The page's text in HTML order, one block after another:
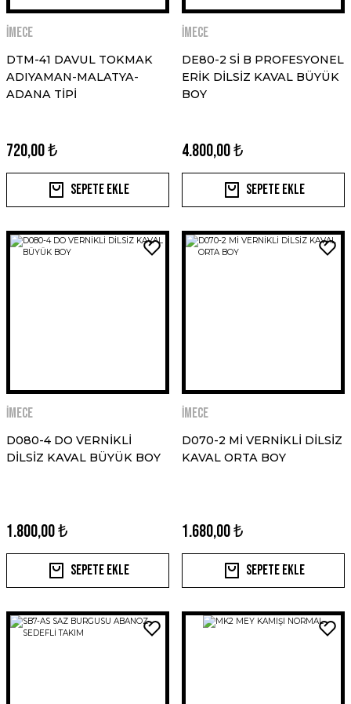
İMECE
DTM-41 DAVUL TOKMAK
ADIYAMAN-MALATYA-
ADANA TİPİ
720,00 ₺
Sepete Ekle
İMECE
DE80-2 Sİ B PROFESYONEL
ERİK DİLSİZ KAVAL BÜYÜK
BOY
4.800,00 ₺
Sepete Ekle
İMECE
D080-4 DO VERNİKLİ
DİLSİZ KAVAL BÜYÜK BOY
1.800,00 ₺
Sepete Ekle
İMECE
D070-2 Mİ VERNİKLİ DİLSİZ
KAVAL ORTA BOY
1.680,00 ₺
Sepete Ekle